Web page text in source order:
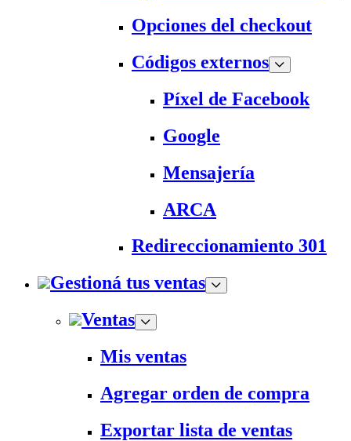
Opciones del checkout
Códigos externos
Píxel de Facebook
Google
Mensajería
ARCA
Redireccionamiento 301
Gestioná tus ventas
Ventas
Mis ventas
Agregar orden de compra
Exportar lista de ventas